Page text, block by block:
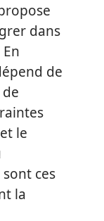
dans
de
le
ces
la